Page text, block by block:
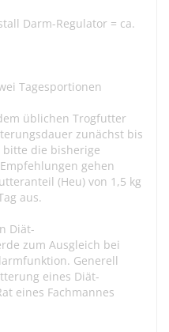
Darm-Regulator = ca.
Tagesportionen
üblichen Trogfutter
zunächst bis
bitte die bisherige
gehen
(Heu) von 1,5 kg
aus.
Diät-
zum Ausgleich bei
Generell
eines Diät-
eines Fachmannes